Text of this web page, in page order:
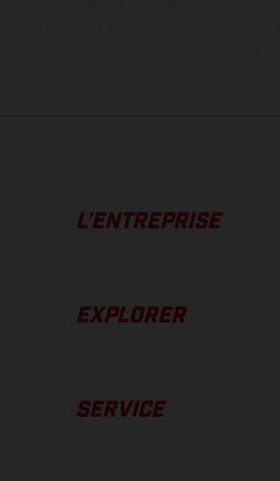
L’ENTREPRISE
EXPLORER
SERVICE